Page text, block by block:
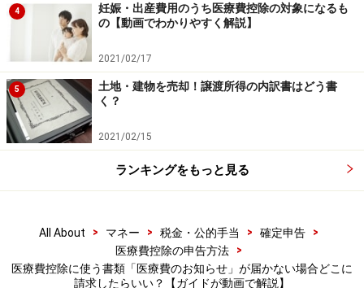
①医療を受けた方の氏名
②病院・薬局などの支払先の名称
③医療費の区分
④支払った医療費の額
⑤④のうち、生命保険や社会保険などで補てんされる金
ね。
4
妊娠・出産費用のうち医療費控除の対象になるも
の【動画でわかりやすく解説】
2021/02/17
5
土地・建物を売却！譲渡所得の内訳書はどう書
く？
2021/02/15
ランキングをもっと見る
All About > マネー > 税金・公的手当 > 確定申告
>
医療費控除の申告方法
>
医療費控除に使う書類「医療費のお知らせ」が届かない場合どこに
請求したらいい？【ガイドが動画で解説】